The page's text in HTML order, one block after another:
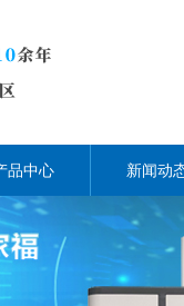
品中心 新闻动